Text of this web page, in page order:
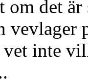
om det
vevlager
vet inte